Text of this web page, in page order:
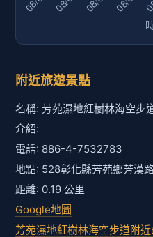
附近旅遊景點
名稱: 芳苑濕地紅樹林海空步
介紹:
電話: 886-4-7532783
地點: 528彰化縣芳苑鄉芳漢
距離: 0.19 公里
Google地圖
芳苑濕地紅樹林海空步道附